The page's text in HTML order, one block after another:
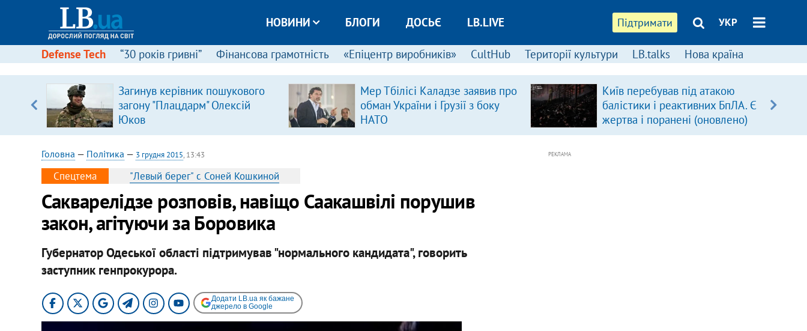
Підтримати УКР
НОВИНИ БЛОГИ ДОСЬЄ LB.LIVE
Defense Tech “30 років гривні” Фінансова грамотність «Епіцентр виробників» CultHub Території культури LB.talks Нова країна
Загинув керівник пошукового
загону "Плацдарм" Олексій
Юков
Мер Тбілісі Каладзе заявив про
обман України і Грузії з боку
НАТО
Київ перебував під атакою
балістики і реактивних БпЛА. Є
жертва і поранені (оновлено)
Головна — Політика — 3 грудня 2015, 13:43
Спецтема "Левый берег" с Соней Кошкиной
Сакварелідзе розповів, навіщо Саакашвілі порушив
закон, агітуючи за Боровика
Губернатор Одеської області підтримував "нормального кандидата", говорить
заступник генпрокурора.
Додати LB.ua як бажане
джерело в Google
РЕКЛАМА